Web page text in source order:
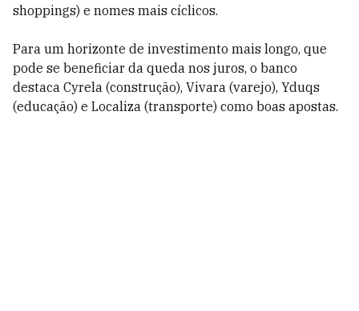
shoppings) e nomes mais cíclicos.
Para um horizonte de investimento mais longo, que
pode se beneficiar da queda nos juros, o banco
destaca Cyrela (construção), Vivara (varejo), Yduqs
(educação) e Localiza (transporte) como boas apostas.